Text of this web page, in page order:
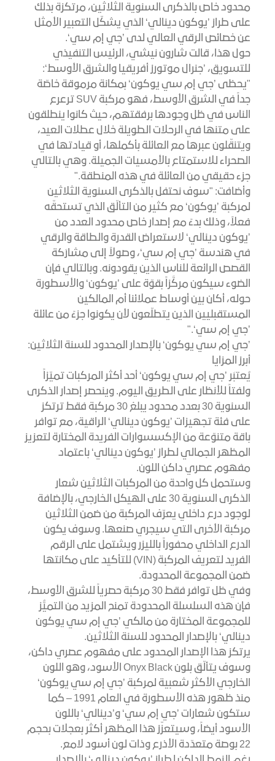
محدود خاص بالذكرى السنوية الثلاثين، مرتكزة بذلك
على طراز ’يوكون دينالي‘ الذي يشكّل التعبير الأمثل
عن خصائص الرقي العالي لدى ’جي إم سي‘.
حول هذا، قالت شارون نيشي، الرئيس التنفيذي
للتسويق، ’جنرال موتورز أفريقيا والشرق الأوسط‘:
"يحظى ’جي إم سي يوكون‘ بمكانة مرموقة خاصّة
جداً في الشرق الأوسط، فهو مركبة SUV ترعرع
الناس في ظل وجودها برفقتهم، حيث كانوا ينطلقون
على متنها في الرحلات الطويلة خلال عطلات العيد،
ويتنقّلون عبرها مع العائلة بأكملها، أو قيادتها في
الصحراء للاستمتاع بالأمسيات الجميلة. وهي بالتالي
جزء حقيقي من العائلة في هذه المنطقة."
وأضافت: "سوف نحتفل بالذكرى السنوية الثلاثين
لمركبة ’يوكون‘ مع كثير من التألّق الذي تستحقّه
فعلاً، وذلك بدءً مع إصدار خاص محدود العدد من
’يوكون دينالي‘ لاستعراض القدرة والطاقة والرقي
في هندسة ’جي إم سي‘، وصولاً إلى مشارَكة
القصص الرائعة للناس الذين يقودونه. وبالتالي فإن
الضوء سيكون مركَّزاً بقوّة على ’يوكون‘ والأسطورة
حوله، أكان بين أوساط عملائنا أم المالكين
المستقبليين الذين يتطلّعون لأن يكونوا جزءً من عائلة
’جي إم سي‘."
’جي إم سي يوكون‘ بالإصدار المحدود للسنة الثلاثين:
أبرز المزايا
يُعتبَر ’جي إم سي يوكون‘ أحد أكثر المركبات تميّزاً
ولفتاً للأنظار على الطريق اليوم. وينحصر إصدار الذكرى
السنوية 30 بعدد محدود يبلغ 30 مركبة فقط ترتكز
على فئة تجهيزات ’يوكون دينالي‘ الراقية، مع توافر
باقة متنوّعة من الإكسسوارات الفريدة المختارة لتعزيز
المظهر الجمالي لطراز ’يوكون دينالي‘ باعتماد
مفهوم عصري داكن اللون.
وستحمل كل واحدة من المركبات الثلاثين شعار
الذكرى السنوية 30 على الهيكل الخارجي، بالإضافة
لوجود درع داخلي يعرّف المركبة من ضمن الثلاثين
مركبة الأخرى التي سيجري صنعها. وسوف يكون
الدرع الداخلي محفوراً بالليزر ويشتمل على الرقم
الفريد لتعريف المركبة (VIN) للتأكيد على مكانتها
ضمن المجموعة المحدودة.
وفي ظل توافر فقط 30 مركبة حصرياً للشرق الأوسط،
فإن هذه السلسلة المحدودة تمنح المزيد من التميُّز
للمجموعة المختارة من مالكي ’جي إم سي يوكون
دينالي‘ بالإصدار المحدود للسنة الثلاثين.
يرتكز هذا الإصدار المحدود على مفهوم عصري داكن،
وسوف يتألّق بلون Onyx Black الأسود، وهو اللون
الخارجي الأكثر شعبية لمركبة ’جي إم سي يوكون‘
منذ ظهور هذه الأسطورة في العام 1991 – كما
ستكون شعارات ’جي إم سي‘ و’دينالي‘ باللون
الأسود أيضاً، وسيتعزّز هذا المظهر أكثر بعجلات بحجم
22 بوصة متعدّدة الأذرع وذات لون أسود لامع.